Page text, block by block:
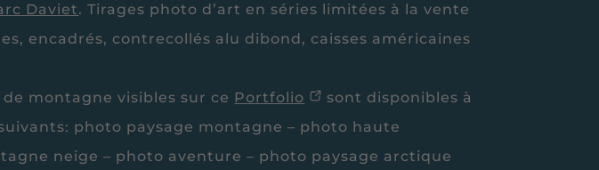
Daviet. Tirages photo d’art en séries limitées à la vente
encadrés, contrecollés alu dibond, caisses américaines
montagne visibles sur ce Portfolio
sont disponibles à
photo paysage montagne – photo haute
neige – photo aventure – photo paysage arctique